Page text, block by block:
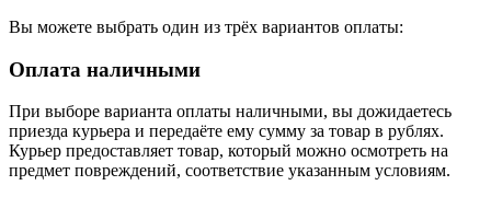
Вы можете выбрать один из трёх вариантов оплаты:
Оплата наличными
При выборе варианта оплаты наличными, вы дожидаетесь
приезда курьера и передаёте ему сумму за товар в рублях.
Курьер предоставляет товар, который можно осмотреть на
предмет повреждений, соответствие указанным условиям.